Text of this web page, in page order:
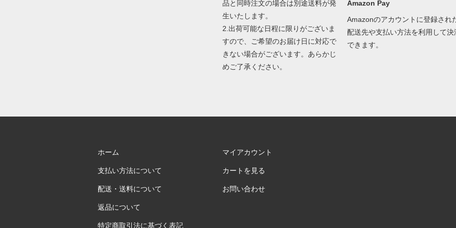
品と同時注文の場合は別途送料が発
生いたします。
2.出荷可能な日程に限りがございま
すので、ご希望のお届け日に対応で
きない場合がございます。あらかじ
めご了承ください。
Amazon Pay
Amazonのアカウントに登録され
配送先や支払い方法を利用して決
できます。
ホーム
支払い方法について
配送・送料について
返品について
特定商取引法に基づく表記
マイアカウント
カートを見る
お問い合わせ